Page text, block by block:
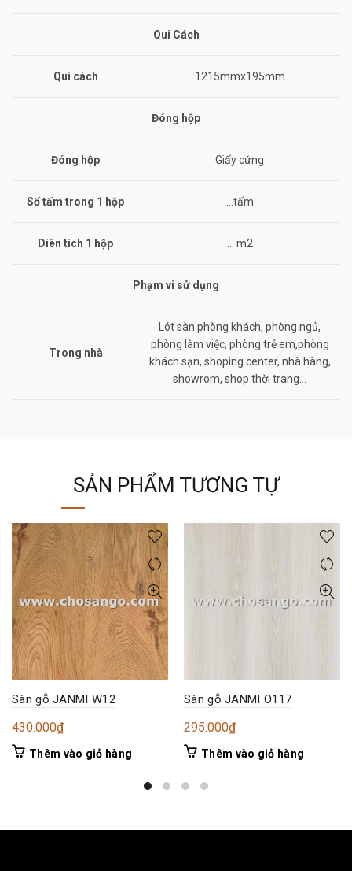
Qui Cách
Qui cách 1215mmx195mm
Đóng hộp
Đóng hộp Giấy cứng
Số tấm trong 1 hộp …tấm
Diên tích 1 hộp … m2
Phạm vi sử dụng
Trong nhà
Lót sàn phòng khách, phòng ngủ,
phòng làm việc, phòng trẻ em,phòng
khách sạn, shoping center, nhà hàng,
showrom, shop thời trang…
SẢN PHẨM TƯƠNG TỰ
Sàn gỗ JANMI W12
430.000₫
Thêm vào giỏ hàng
Sàn gỗ JANMI O117
295.000₫
Thêm vào giỏ hàng